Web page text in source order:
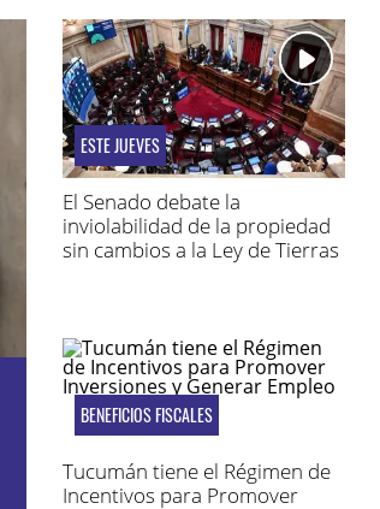
ESTE JUEVES
El Senado debate la
inviolabilidad de la propiedad
sin cambios a la Ley de Tierras
BENEFICIOS FISCALES
Tucumán tiene el Régimen de
Incentivos para Promover